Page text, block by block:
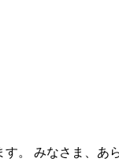
。 みなさま、